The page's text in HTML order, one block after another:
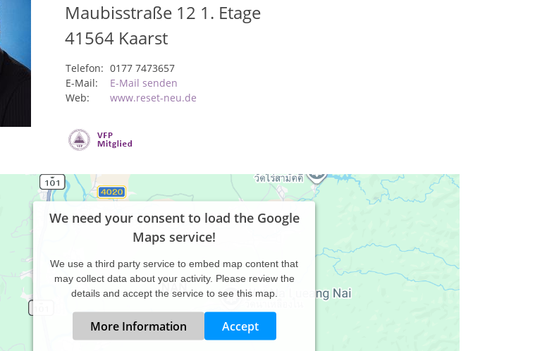
Maubisstraße 12 1. Etage
41564 Kaarst
Telefon: 0177 7473657
E-Mail:
E-Mail senden
Web:
www.reset-neu.de
We need your consent to load the Google
Maps service!
We use a third party service to embed map content that
may collect data about your activity. Please review the
details and accept the service to see this map.
More Information Accept